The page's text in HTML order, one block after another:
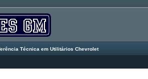
Técnica em Utilitários Chevrolet